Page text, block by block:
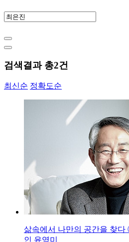
검색결과 총2건
최신순 정확도순
삶속에서 나만의 공간을 찾
인 윤영미